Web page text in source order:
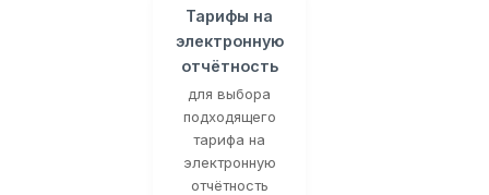
Тарифы на
электронную
отчётность
для выбора
подходящего
тарифа на
электронную
отчётность